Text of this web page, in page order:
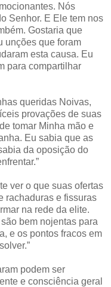
Nós
Senhor. E Ele tem nos
Gostaria que
unções que foram
esta causa. Eu
para compartilhar
queridas Noivas,
provações de suas
tomar Minha mão e
Eu sabia que as
da oposição do
ver o que suas ofertas
rachaduras e fissuras
na rede da elite.
bem nojentas para
e os pontos fracos em
podem ser
e consciência geral